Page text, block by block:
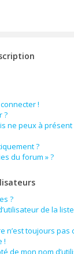
!
?
ne peux à
?
du forum » ?
?
de la
n’est toujours pas
!
de mon nom